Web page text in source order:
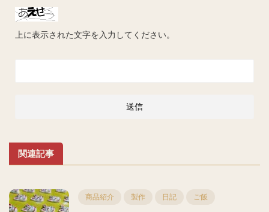
上に表示された文字を入力してください。
関連記事
商品紹介 製作 日記 ご飯